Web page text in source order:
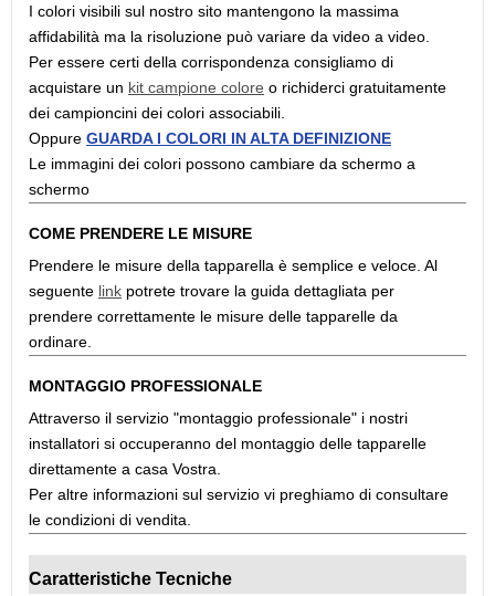
I colori visibili sul nostro sito mantengono la massima
affidabilità ma la risoluzione può variare da video a video.
Per essere certi della corrispondenza consigliamo di
acquistare un kit campione colore o richiderci gratuitamente
dei campioncini dei colori associabili.
Oppure GUARDA I COLORI IN ALTA DEFINIZIONE
Le immagini dei colori possono cambiare da schermo a
schermo
COME PRENDERE LE MISURE
Prendere le misure della tapparella è semplice e veloce. Al
seguente link potrete trovare la guida dettagliata per
prendere correttamente le misure delle tapparelle da
ordinare.
MONTAGGIO PROFESSIONALE
Attraverso il servizio "montaggio professionale" i nostri
installatori si occuperanno del montaggio delle tapparelle
direttamente a casa Vostra.
Per altre informazioni sul servizio vi preghiamo di consultare
le condizioni di vendita.
Caratteristiche Tecniche